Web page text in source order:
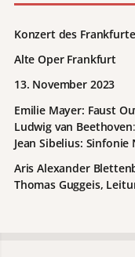
Konzert des
Alte Oper Frankfurt
13. November 2023
Emilie Mayer: Faust
Ludwig van Beethoven:
Jean Sibelius: Sinfonie
Aris Alexander
Thomas Guggeis,